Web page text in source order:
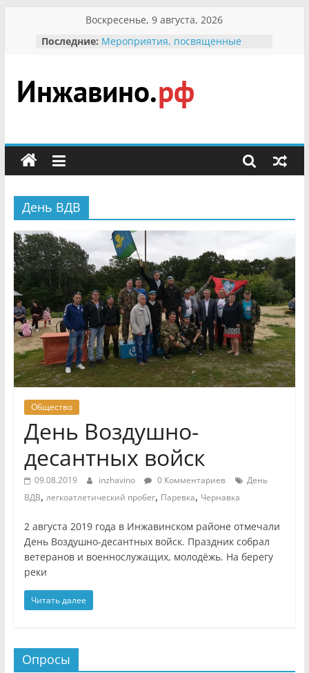
содержимому
Воскресенье, 9 августа, 2026
Последние: Мероприятия, посвященные
гражданин Инжавинского округа»
участнице Великой
Отечественной, фронтовичке
Безопасность в сети Интернет
мероприятии «Сохраним
заповедника родились крапчатые
суслики
Инжавино.рф
сельский
портал
День ВДВ
Общество
День Воздушно-
десантных войск
09.08.2019 inzhavino 0 Комментариев
День
ВДВ, легкоатлетический пробег, Паревка, Чернавка
2 августа 2019 года в Инжавинском районе отмечали
День Воздушно-десантных войск. Праздник собрал
ветеранов и военнослужащих, молодёжь. На берегу
реки
Читать далее
Опросы